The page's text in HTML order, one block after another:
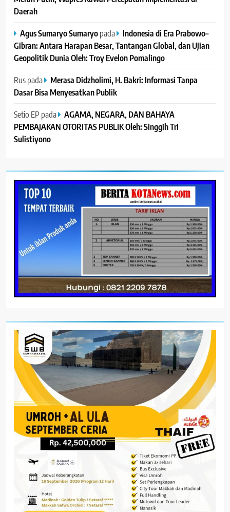
Daerah
Agus Sumaryo Sumaryopada
Indonesia di Era Prabowo–
Gibran: Antara Harapan Besar, Tantangan Global, dan Ujian
Geopolitik Dunia Oleh: Troy Evelon Pomalingo
Ruspada
Merasa Didzholimi, H. Bakri: Informasi Tanpa
Dasar Bisa Menyesatkan Publik
Setio EP pada
AGAMA, NEGARA, DAN BAHAYA
PEMBAJAKAN OTORITAS PUBLIK Oleh: Singgih Tri
Sulistiyono